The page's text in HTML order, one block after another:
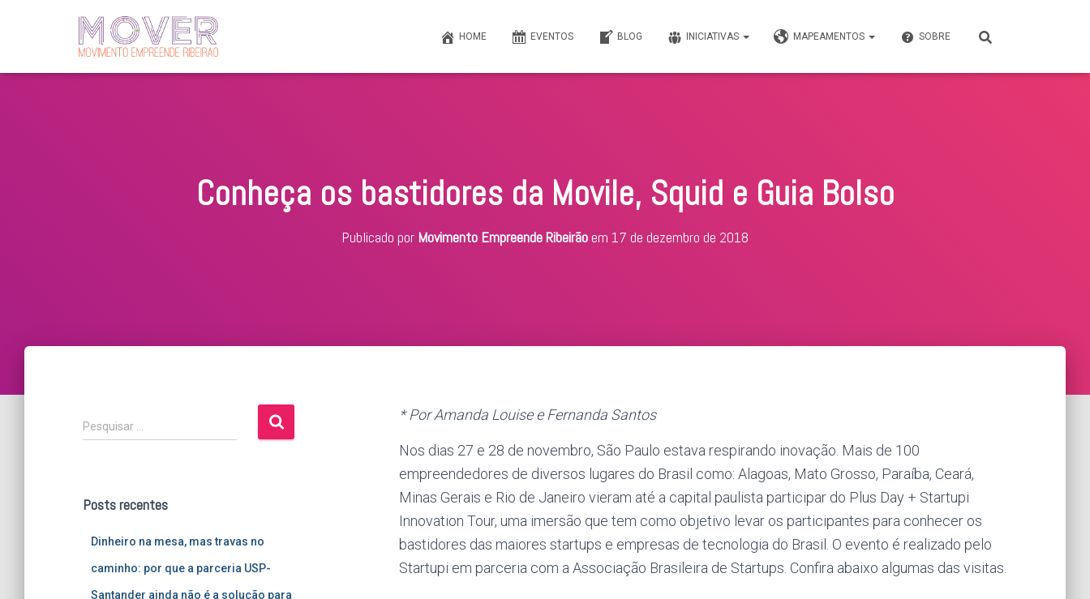
HOME EVENTOS BLOG INICIATIVAS MAPEAMENTOS SOBRE
Conheça os bastidores da Movile, Squid e Guia Bolso
Publicado por Movimento Empreende Ribeirãoem 17 de dezembro de 2018
P
e
i
Pesquisar …
Posts recentes
Dinheiro na mesa, mas travas no
caminho: por que a parceria USP-
Santander ainda não é a solução para
* Por Amanda Louise e Fernanda Santos
Nos dias 27 e 28 de novembro, São Paulo estava respirando inovação. Mais de 100
empreendedores de diversos lugares do Brasil como: Alagoas, Mato Grosso, Paraíba, Ceará,
Minas Gerais e Rio de Janeiro vieram até a capital paulista participar do Plus Day + Startupi
Innovation Tour, uma imersão que tem como objetivo levar os participantes para conhecer os
bastidores das maiores startups e empresas de tecnologia do Brasil. O evento é realizado pelo
Startupi em parceria com a Associação Brasileira de Startups. Confira abaixo algumas das visitas.